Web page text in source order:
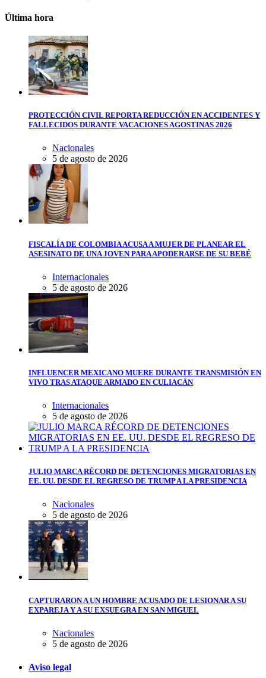
Última hora
PROTECCIÓN CIVIL REPORTA REDUCCIÓN EN ACCIDENTES Y
FALLECIDOS DURANTE VACACIONES AGOSTINAS 2026
Nacionales
5 de agosto de 2026
FISCALÍA DE COLOMBIA ACUSA A MUJER DE PLANEAR EL
ASESINATO DE UNA JOVEN PARA APODERARSE DE SU BEBÉ
Internacionales
5 de agosto de 2026
INFLUENCER MEXICANO MUERE DURANTE TRANSMISIÓN EN
VIVO TRAS ATAQUE ARMADO EN CULIACÁN
Internacionales
5 de agosto de 2026
JULIO MARCA RÉCORD DE DETENCIONES MIGRATORIAS EN
EE. UU. DESDE EL REGRESO DE TRUMP A LA PRESIDENCIA
Nacionales
5 de agosto de 2026
CAPTURARON A UN HOMBRE ACUSADO DE LESIONAR A SU
EXPAREJA Y A SU EXSUEGRA EN SAN MIGUEL
Nacionales
5 de agosto de 2026
Aviso legal